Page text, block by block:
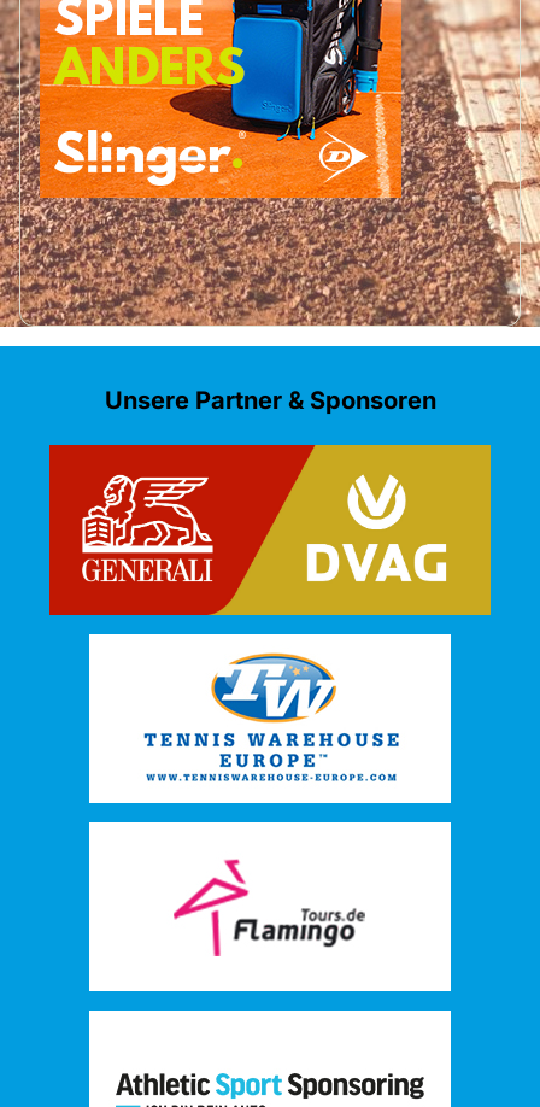
Unsere Partner & Sponsoren